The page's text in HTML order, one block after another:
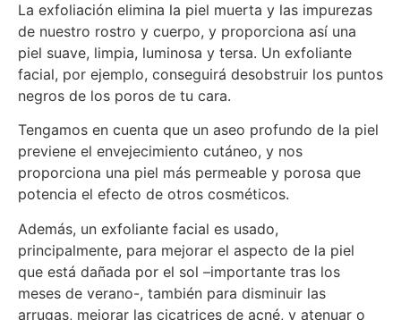
La exfoliación elimina la piel muerta y las impurezas
de nuestro rostro y cuerpo, y proporciona así una
piel suave, limpia, luminosa y tersa. Un exfoliante
facial, por ejemplo, conseguirá desobstruir los puntos
negros de los poros de tu cara.
Tengamos en cuenta que un aseo profundo de la piel
previene el envejecimiento cutáneo, y nos
proporciona una piel más permeable y porosa que
potencia el efecto de otros cosméticos.
Además, un exfoliante facial es usado,
principalmente, para mejorar el aspecto de la piel
que está dañada por el sol –importante tras los
meses de verano-, también para disminuir las
arrugas, mejorar las cicatrices de acné, y atenuar o